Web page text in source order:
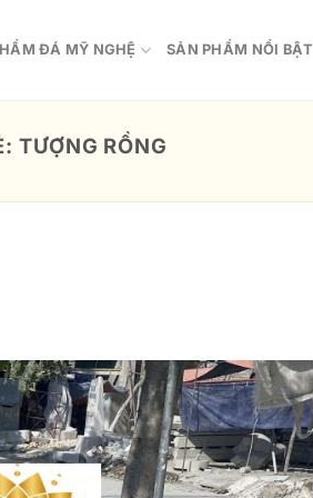
ĐÁ MỸ NGHỆ SẢN PHẨM NỔI BẬT
TƯỢNG RỒNG